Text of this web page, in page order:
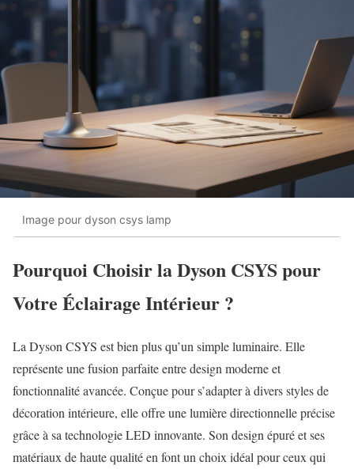
Image pour dyson csys lamp
Pourquoi Choisir la Dyson CSYS pour
Votre Éclairage Intérieur ?
La Dyson CSYS est bien plus qu’un simple luminaire. Elle
représente une fusion parfaite entre design moderne et
fonctionnalité avancée. Conçue pour s’adapter à divers styles de
décoration intérieure, elle offre une lumière directionnelle précise
grâce à sa technologie LED innovante. Son design épuré et ses
matériaux de haute qualité en font un choix idéal pour ceux qui